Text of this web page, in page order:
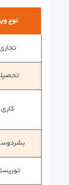
نوع
کاری